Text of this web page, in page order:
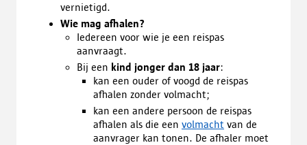
vernietigd.
Wie mag afhalen?
Iedereen voor wie je een reispas
aanvraagt.
Bij een kind jonger dan 18 jaar:
kan een ouder of voogd de reispas
afhalen zonder volmacht;
kan een andere persoon de reispas
afhalen als die een volmacht van de
aanvrager kan tonen. De afhaler moet